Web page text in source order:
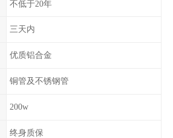
不低于20年
三天内
优质铝合金
铜管及不锈钢管
200w
终身质保